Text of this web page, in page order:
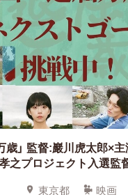
歳」 監督:巖川⻁太郎×
之プロジェクト入選監
東京都 映画